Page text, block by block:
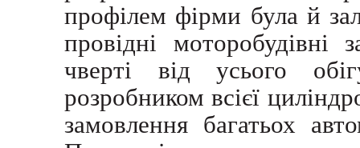
профілем фірми була й
провідні
чверті від усього
розробником всієї
замовлення багатьох